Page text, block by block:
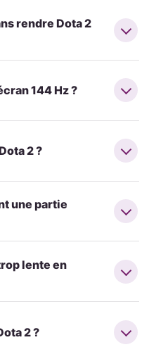
rendre Dota 2
144 Hz ?
2 ?
une partie
lente en
2 ?